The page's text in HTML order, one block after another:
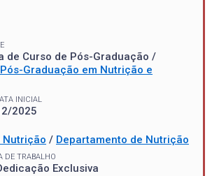
de Curso de Pós-Graduação /
Graduação em Nutrição e
INICIAL
2025
Nutrição / Departamento de Nutrição
DE TRABALHO
Exclusiva